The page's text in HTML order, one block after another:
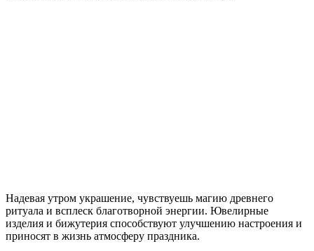
Надевая утром украшение, чувствуешь магию древнего
ритуала и всплеск благотворной энергии. Ювелирные
изделия и бижутерия способствуют улучшению настроения и
приносят в жизнь атмосферу праздника.